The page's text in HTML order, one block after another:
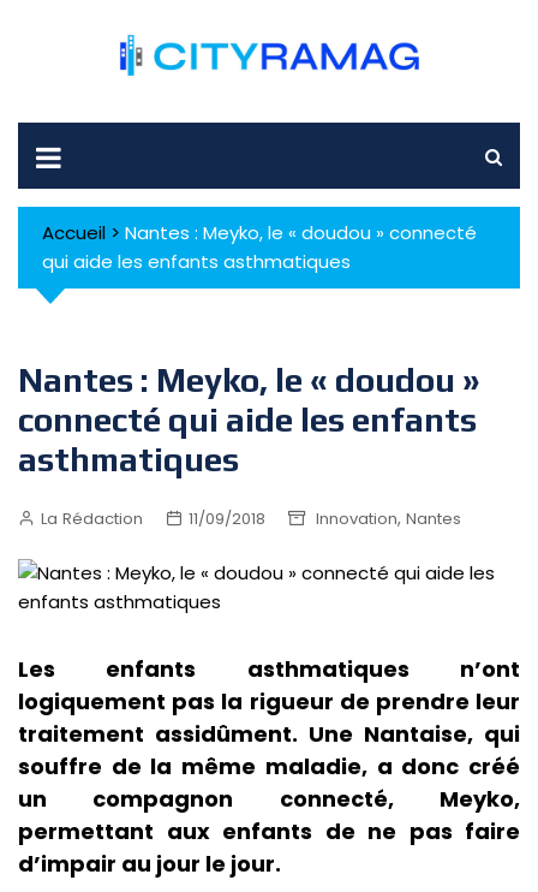
Accueil > Nantes : Meyko, le « doudou » connecté
qui aide les enfants asthmatiques
Nantes : Meyko, le « doudou »
connecté qui aide les enfants
asthmatiques
La Rédaction 11/09/2018 Innovation, Nantes
Les enfants asthmatiques n’ont
logiquement pas la rigueur de prendre leur
traitement assidûment. Une Nantaise, qui
souffre de la même maladie, a donc créé
un compagnon connecté, Meyko,
permettant aux enfants de ne pas faire
d’impair au jour le jour.